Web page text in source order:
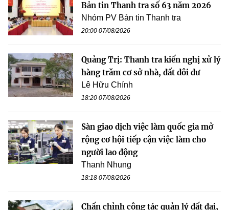
Bản tin Thanh tra số 63 năm 2026
Nhóm PV Bản tin Thanh tra
20:00 07/08/2026
Quảng Trị: Thanh tra kiến nghị xử lý
hàng trăm cơ sở nhà, đất dôi dư
Lê Hữu Chính
18:20 07/08/2026
Sàn giao dịch việc làm quốc gia mở
rộng cơ hội tiếp cận việc làm cho
người lao động
Thanh Nhung
18:18 07/08/2026
Chấn chỉnh công tác quản lý đất đai,